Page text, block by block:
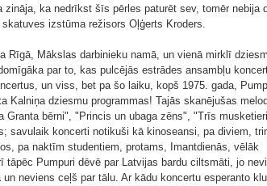
ka nedrīkst šīs pērles paturēt sev, tomēr nebija
izstūma režisors Oļģerts Kroders.
Rīgā, Mākslas darbinieku namā, un vienā mirklī
par to, kas pulcējās estrādes ansambļu
un viss, bet pa šo laiku, kopš 1975. gada,
Kalniņa dziesmu programmas! Tajās skanējušas
bērni", "Princis un ubaga zēns", "Trīs
savulaik koncerti notikuši kā kinoseansi, pa diviem,
pa naktīm studentiem, protams, Imantdienās, vēlāk
Pumpuri dēvē par Latvijas bardu ciltsmāti, jo
neviens ceļš par tālu. Ar kādu koncertu esperanto